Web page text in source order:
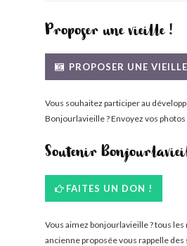
Proposer une vieille !
PROPOSER UNE
Vous souhaitez participer au
Bonjourlavieille ? Envoyez vos
Soutenir
FAITES UN DON !
Vous aimez bonjourlavieille ? tous
ancienne proposée vous rappelle des